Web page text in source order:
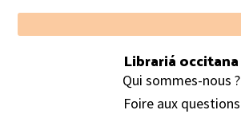
Footer
Librariá occitana
Qui sommes-nous ?
Foire aux questions